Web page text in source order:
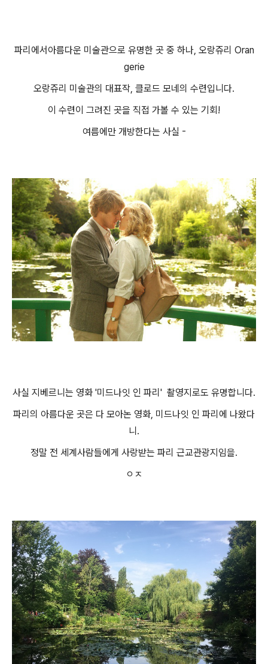
파리에서아름다운 미술관으로 유명한 곳 중 하나, 오랑쥬리 Oran
gerie
오랑쥬리 미술관의 대표작, 클로드 모네의 수련입니다.
이 수련이 그려진 곳을 직접 가볼 수 있는 기회!
여름에만 개방한다는 사실 -
사실 지베르니는 영화 '미드나잇 인 파리' 촬영지로도 유명합니다.
파리의 아름다운 곳은 다 모아논 영화, 미드나잇 인 파리에 나왔다
니.
정말 전 세계사람들에게 사랑받는 파리 근교관광지임을.
ㅇㅈ